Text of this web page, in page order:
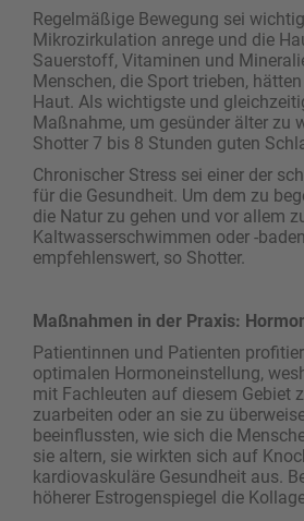
Regelmäßige Bewegung sei
Mikrozirkulation anrege und die
Sauerstoff, Vitaminen und
Menschen, die Sport trieben,
Haut. Als wichtigste und
Maßnahme, um gesünder älter zu
Shotter 7 bis 8 Stunden guten
Chronischer Stress sei einer der
für die Gesundheit. Um dem zu
die Natur zu gehen und vor allem
Kaltwasserschwimmen oder -
empfehlenswert, so Shotter.
Maßnahmen in der Praxis:
Patientinnen und Patienten
optimalen Hormoneinstellung,
mit Fachleuten auf diesem Gebiet
zuarbeiten oder an sie zu
beeinflussten, wie sich die
sie altern, sie wirkten sich auf
kardiovaskuläre Gesundheit aus.
höherer Estrogen­spiegel die